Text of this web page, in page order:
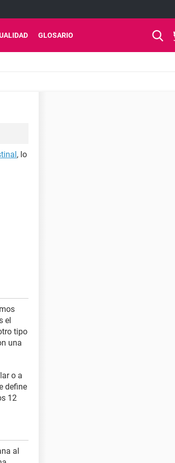
GLOSARIO
, lo
el
tipo
una
o a
define
12
al